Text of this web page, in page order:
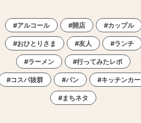
アルコール 開店 カップル
おひとりさま 友人 ランチ
ラーメン 行ってみたレポ
コスパ抜群 パン キッチンカー
まちネタ